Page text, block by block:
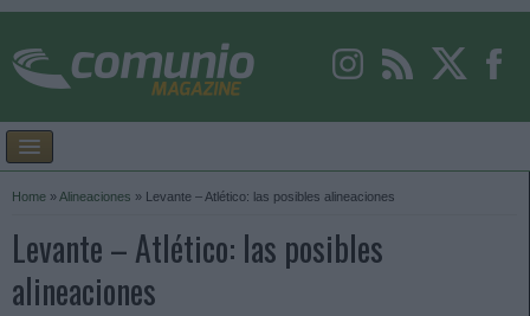
Home »Alineaciones » Levante – Atlético: las posibles alineaciones
Levante – Atlético: las posibles
alineaciones